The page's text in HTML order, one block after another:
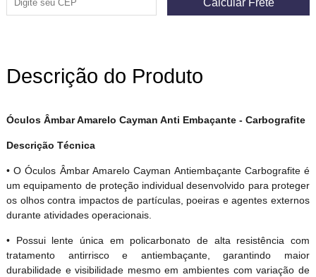
Descrição do Produto
Óculos Âmbar Amarelo Cayman Anti Embaçante - Carbografite
Descrição Técnica
• O Óculos Âmbar Amarelo Cayman Antiembaçante Carbografite é
um equipamento de proteção individual desenvolvido para proteger
os olhos contra impactos de partículas, poeiras e agentes externos
durante atividades operacionais.
• Possui lente única em policarbonato de alta resistência com
tratamento antirrisco e antiembaçante, garantindo maior
durabilidade e visibilidade mesmo em ambientes com variação de